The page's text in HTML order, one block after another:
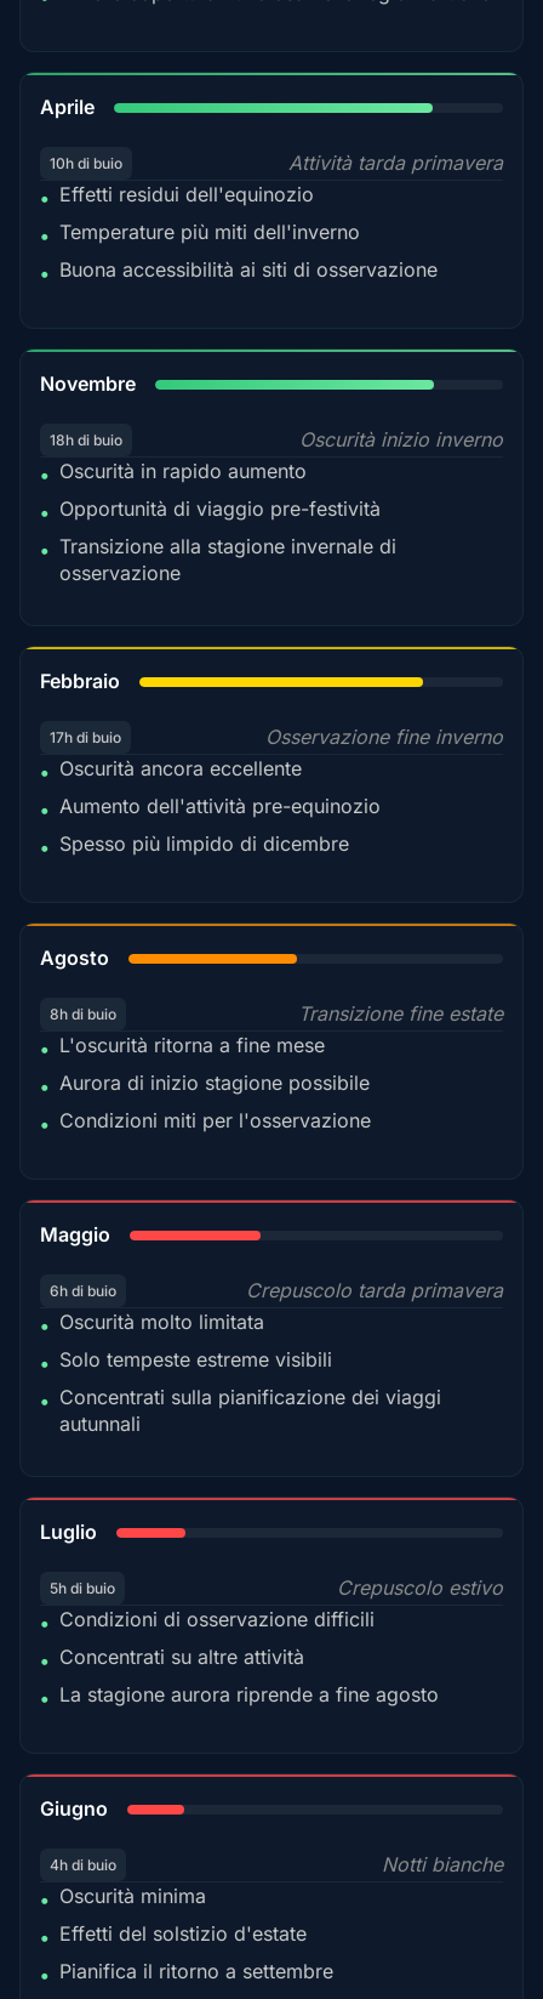
Aprile
10h di buio
Attività tarda primavera
• Effetti residui dell'equinozio
• Temperature più miti dell'inverno
• Buona accessibilità ai siti di osservazione
Novembre
18h di buio
Oscurità inizio inverno
• Oscurità in rapido aumento
• Opportunità di viaggio pre-festività
• Transizione alla stagione invernale di
osservazione
Febbraio
17h di buio
Osservazione fine inverno
• Oscurità ancora eccellente
• Aumento dell'attività pre-equinozio
• Spesso più limpido di dicembre
Agosto
8h di buio
Transizione fine estate
• L'oscurità ritorna a fine mese
• Aurora di inizio stagione possibile
• Condizioni miti per l'osservazione
Maggio
6h di buio
Crepuscolo tarda primavera
• Oscurità molto limitata
• Solo tempeste estreme visibili
• Concentrati sulla pianificazione dei viaggi
autunnali
Luglio
5h di buio
Crepuscolo estivo
• Condizioni di osservazione difficili
• Concentrati su altre attività
• La stagione aurora riprende a fine agosto
Giugno
4h di buio
Notti bianche
• Oscurità minima
• Effetti del solstizio d'estate
• Pianifica il ritorno a settembre